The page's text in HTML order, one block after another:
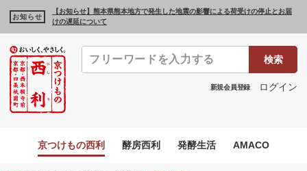
お知らせ
【お知らせ】熊本県熊本地方で発生した地震の影響による荷受けの停止とお届
けの遅延について
検索
新規会員登録 ログイン
京つけもの西利 酵房西利 発酵生活 AMACO